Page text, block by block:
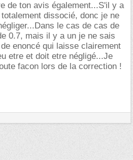
de ton avis également...S'il y a
dissocié, donc je ne
le cas de cas de
0.7, mais il y a un je ne sais
enoncé qui laisse clairement
etre et doit etre négligé...Je
facon lors de la correction !